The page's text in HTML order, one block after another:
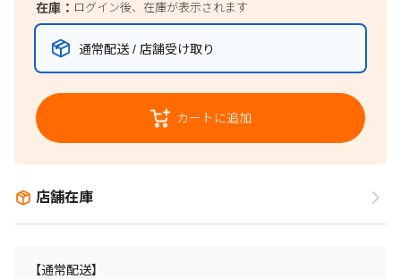
在庫： ログイン後、在庫が表示されます
通常配送 / 店舗受け取り
カートに追加
店舗在庫
【通常配送】